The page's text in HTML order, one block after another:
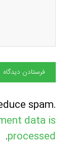
spam.
data is
processed
.